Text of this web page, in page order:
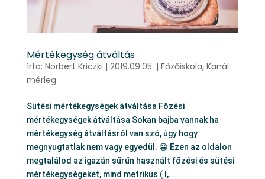
Mértékegység átváltás
írta: Norbert Kriczki | 2019.09.05. | Főzőiskola, Kanál
mérleg
Sütési mértékegységek átváltása Főzési
mértékegységek átváltása Sokan bajba vannak ha
mértékegység átváltásról van szó, úgy hogy
megnyugtatlak nem vagy egyedül. 😀 Ezen az oldalon
megtalálod az igazán sűrűn használt főzési és sütési
mértékegységeket, mind metrikus ( l,...